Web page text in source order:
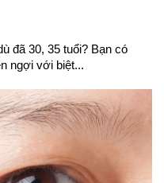
đã 30, 35 tuổi? Bạn có
ngợi với biệt...